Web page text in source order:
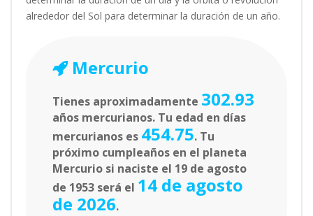
alrededor del Sol para determinar la duración de un año.
Mercurio
Tienes aproximadamente 302.93
años mercurianos. Tu edad en días
mercurianos es 454.75. Tu
próximo cumpleaños en el planeta
Mercurio si naciste el 19 de agosto
de 1953 será el 14 de agosto
de 2026.